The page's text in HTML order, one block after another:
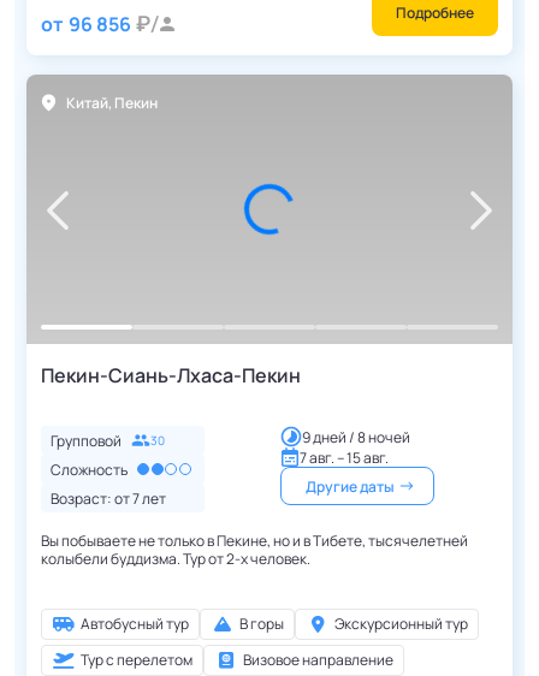
от 96 856 Подробнее
Китай, Пекин
Пекин-Сиань-Лхаса-Пекин
Групповой 30
Сложность
Возраст: от7лет
9 дней / 8 ночей
7 авг. – 15 авг.
Другие даты
Вы побываете не только в Пекине, но и в Тибете, тысячелетней
колыбели буддизма. Тур от 2-х человек.
Автобусный тур В горы
Экскурсионный тур
Тур с перелетом
Визовое направление